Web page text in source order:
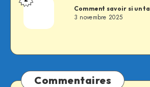
Comment savoir si un
3 novembre 2025
Commentaires